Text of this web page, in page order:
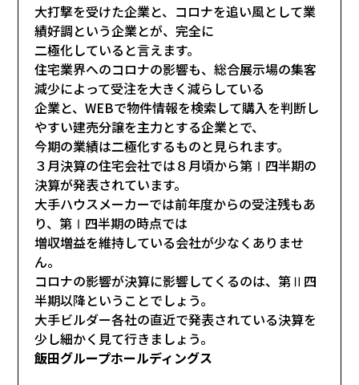
大打撃を受けた企業と、コロナを追い風として業
績好調という企業とが、完全に
二極化していると言えます。
住宅業界へのコロナの影響も、総合展示場の集客
減少によって受注を大きく減らしている
企業と、WEBで物件情報を検索して購入を判断し
やすい建売分譲を主力とする企業とで、
今期の業績は二極化するものと見られます。
３月決算の住宅会社では８月頃から第Ⅰ四半期の
決算が発表されています。
大手ハウスメーカーでは前年度からの受注残もあ
り、第Ⅰ四半期の時点では
増収増益を維持している会社が少なくありませ
ん。
コロナの影響が決算に影響してくるのは、第Ⅱ四
半期以降ということでしょう。
大手ビルダー各社の直近で発表されている決算を
少し細かく見て行きましょう。
飯田グループホールディングス